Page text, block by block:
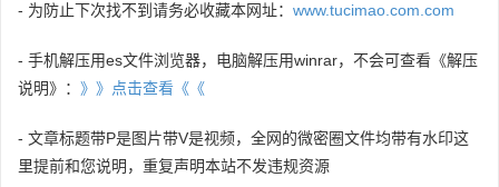
- 为防止下次找不到请务必收藏本网址： www.tucimao.com.com
- 手机解压用es文件浏览器，电脑解压用winrar，不会可查看《解压
说明》： 》》点击查看《《
- 文章标题带P是图片带V是视频，全网的微密圈文件均带有水印这
里提前和您说明，重复声明本站不发违规资源